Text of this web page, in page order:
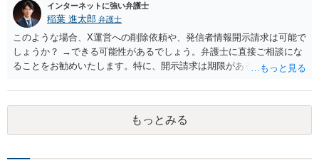
インターネットに強い弁護士
稲葉 進太郎 弁護士
このような場合、X運営への削除依頼や、発信者情報開示請求は可能で
しょうか？ →できる可能性があるでしょう。弁護士に直接ご相談にな
ることをお勧めいたします。特に、開示請求は期限があるので、開示
進められる方法があれば教えていただきたいです。 →裁判所から秘匿
申出を認めてもらえれば匿名で進めることができますが、認めてもら
もっとみる